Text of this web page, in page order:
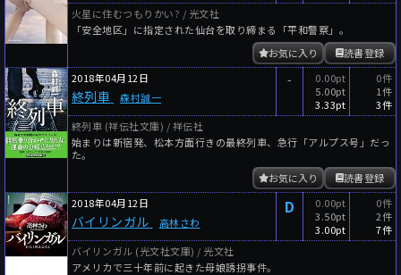
火星に住むつもりかい? / 光文社
「安全地区」に指定された仙台を取り締まる「平和警察」。
読書登録
お気に入り
2018年04月12日
終列車 森村誠一
-
0.00pt
5.00pt
3.33pt
0件
1件
3件
終列車 (祥伝社文庫) / 祥伝社
始まりは新宿発、松本方面行きの最終列車、急行「アルプス号」だっ
た。
読書登録
お気に入り
2018年04月12日
バイリンガル 高林さわ
D
0.00pt
3.50pt
3.00pt
0件
2件
7件
バイリンガル (光文社文庫) / 光文社
アメリカで三十年前に起きた母娘誘拐事件。